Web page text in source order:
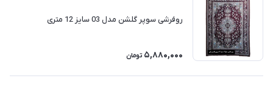
روفرشی سوپر گلشن مدل 03 سایز 12 متری
5,880,000 تومان